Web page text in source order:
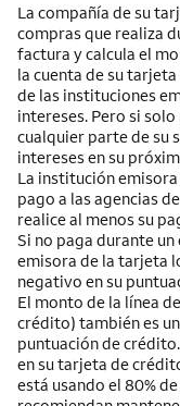
La compañía de su
compras que realiza
factura y calcula el
la cuenta de su
de las instituciones
intereses. Pero si
cualquier parte de su
intereses en su
La institución
pago a las agencias
realice al menos su
Si no paga durante
emisora de la tarjeta
negativo en su
El monto de la línea
crédito) también es
puntuación de
en su tarjeta de
está usando el 80%